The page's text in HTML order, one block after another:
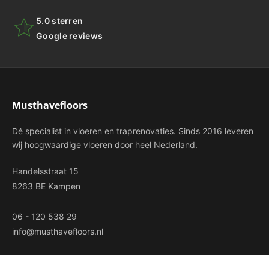
5.0 sterren
Google reviews
Musthavefloors
Dé specialist in vloeren en traprenovaties. Sinds 2016 leveren
wij hoogwaardige vloeren door heel Nederland.
Handelsstraat 15
8263 BE Kampen
06 - 120 538 29
info@musthavefloors.nl